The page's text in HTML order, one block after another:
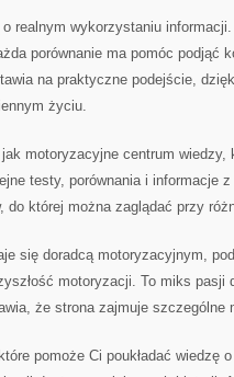
realnym wykorzystaniu
porównanie ma pomóc podjąć
na praktyczne podejście,
życiu.
motoryzacyjne centrum wiedzy,
testy, porównania i informacje
do której można zaglądać przy
się doradcą motoryzacyjnym,
motoryzacji. To miks pasji
że strona zajmuje szczególne
pomoże Ci poukładać wiedzę